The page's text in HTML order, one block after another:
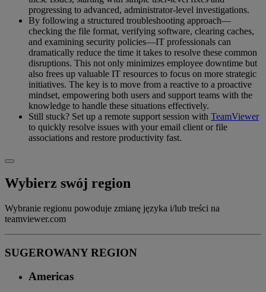
progressing to advanced, administrator-level investigations.
By following a structured troubleshooting approach—
checking the file format, verifying software, clearing caches,
and examining security policies—IT professionals can
dramatically reduce the time it takes to resolve these common
disruptions. This not only minimizes employee downtime but
also frees up valuable IT resources to focus on more strategic
initiatives. The key is to move from a reactive to a proactive
mindset, empowering both users and support teams with the
knowledge to handle these situations effectively.
Still stuck? Set up a remote support session with TeamViewer
to quickly resolve issues with your email client or file
associations and restore productivity fast.
Wybierz swój region
Wybranie regionu powoduje zmianę języka i/lub treści na
teamviewer.com
SUGEROWANY REGION
Americas